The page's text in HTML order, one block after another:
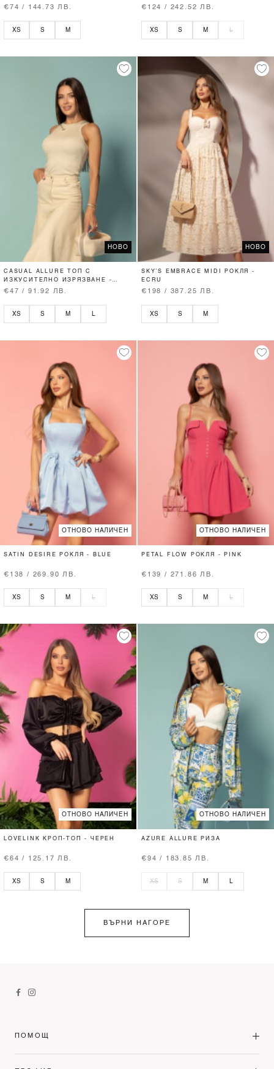
€74 / 144.73 ЛВ.
XS S M
€124 / 242.52 ЛВ.
XS S M L
НОВО
CASUAL ALLURE ТОП С
ИЗКУСИТЕЛНО ИЗРЯЗВАНЕ -
SOFT BEIGE
€47 / 91.92 ЛВ.
XS S M
НОВО
SKY’S EMBRACE MIDI РОКЛЯ -
ECRU
€198 / 387.25 ЛВ.
XS S M
ОТНОВО НАЛИЧЕН
SATIN DESIRE РОКЛЯ - BLUE
€138 / 269.90 ЛВ.
XS S M L
ОТНОВО НАЛИЧЕН
PETAL FLOW РОКЛЯ - PINK
€139 / 271.86 ЛВ.
XS S M L
ОТНОВО НАЛИЧЕН
LOVELINK КРОП-ТОП - ЧЕРЕН
€64 / 125.17 ЛВ.
XS S M
ОТНОВО НАЛИЧЕН
AZURE ALLURE РИЗА
€94 / 183.85 ЛВ.
XS S M
ВЪРНИ НАГОРЕ
ПОМОЩ